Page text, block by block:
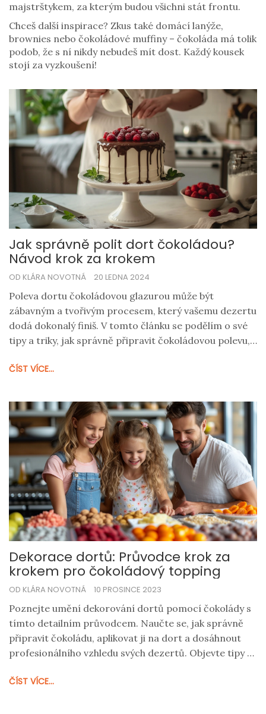
majstrštykem, za kterým budou všichni stát frontu.
Chceš další inspirace? Zkus také domácí lanýže,
brownies nebo čokoládové muffiny – čokoláda má tolik
podob, že s ní nikdy nebudeš mít dost. Každý kousek
stojí za vyzkoušení!
Jak správně polit dort čokoládou?
Návod krok za krokem
OD KLÁRA NOVOTNÁ 20 LEDNA 2024
Poleva dortu čokoládovou glazurou může být
zábavným a tvořivým procesem, který vašemu dezertu
dodá dokonalý finiš. V tomto článku se podělím o své
tipy a triky, jak správně připravit čokoládovou polevu,
dokonale hladký a lesklý povrch. Nezáleží na tom, jestli
pomůže dosáhnout perfektního výsledku.
ČÍST VÍCE...
Dekorace dortů: Průvodce krok za
krokem pro čokoládový topping
OD KLÁRA NOVOTNÁ 10 PROSINCE 2023
Poznejte umění dekorování dortů pomocí čokolády s
tímto detailním průvodcem. Naučte se, jak správně
připravit čokoládu, aplikovat ji na dort a dosáhnout
profesionálního vzhledu svých dezertů. Objevte tipy a
cukrářství a zanechat trvalý dojem na všech, kdo
ČÍST VÍCE...